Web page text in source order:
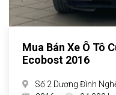
Mua Bán Xe Ô Tô
Ecobost 2016
Số 2 Dương Đình